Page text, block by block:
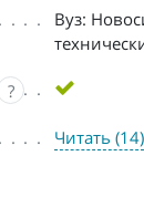
Вуз:
?
Читать (14)